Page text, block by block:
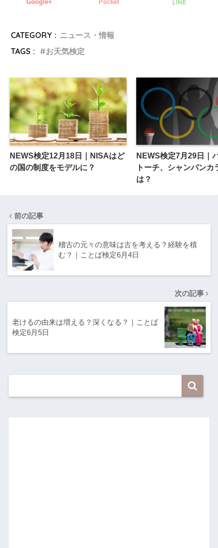
Google+ Pocket LINE
CATEGORY : ニュース・情報
TAGS :
お天気検定
NEWS検定12月18日｜NISAはど
の国の制度をモデルに？
NEWS検定7月29日｜
トーチ、シャンパンカ
は？
前の記事
稽古の元々の意味は古を考える？経験を積
む？｜ことば検定6月4日
次の記事
老けるの由来は増える？深くなる？｜ことば
検定6月5日